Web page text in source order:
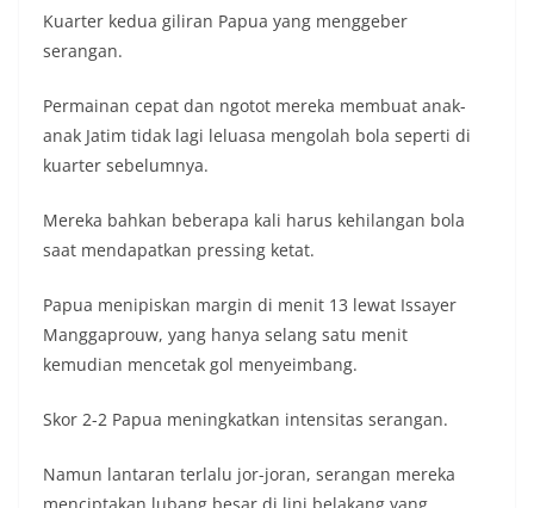
Kuarter kedua giliran Papua yang menggeber
serangan.
Permainan cepat dan ngotot mereka membuat anak-
anak Jatim tidak lagi leluasa mengolah bola seperti di
kuarter sebelumnya.
Mereka bahkan beberapa kali harus kehilangan bola
saat mendapatkan pressing ketat.
Papua menipiskan margin di menit 13 lewat Issayer
Manggaprouw, yang hanya selang satu menit
kemudian mencetak gol menyeimbang.
Skor 2-2 Papua meningkatkan intensitas serangan.
Namun lantaran terlalu jor-joran, serangan mereka